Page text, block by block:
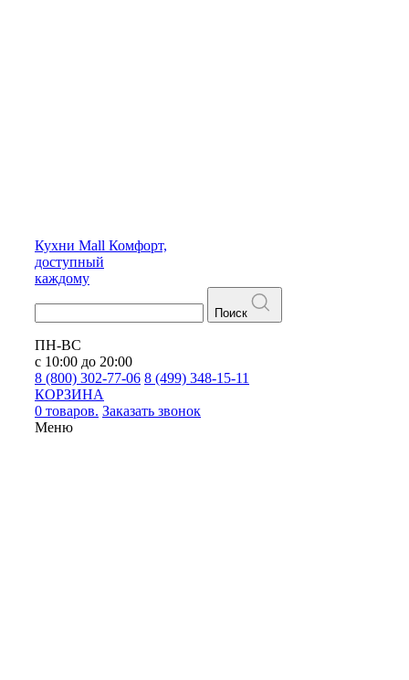
Кухни Mall Комфорт,
доступный
каждому
Поиск
ПН-ВС
с 10:00 до 20:00
8 (800) 302-77-06 8 (499) 348-15-11
КОРЗИНА
0 товаров. Заказать звонок
Меню